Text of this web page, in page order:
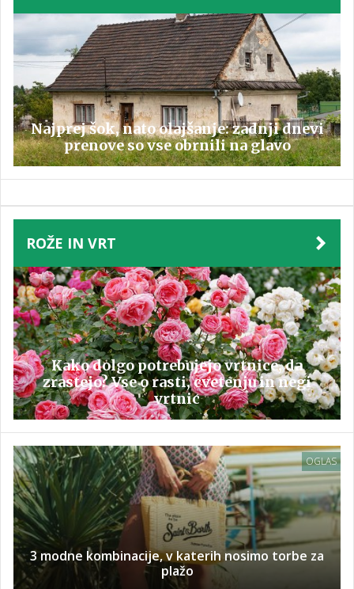
Najprej šok, nato olajšanje: zadnji dnevi
prenove so vse obrnili na glavo
ROŽE IN VRT
Kako dolgo potrebujejo vrtnice, da
zrastejo? Vse o rasti, cvetenju in negi
vrtnic
OGLAS
3 modne kombinacije, v katerih nosimo torbe za
plažo